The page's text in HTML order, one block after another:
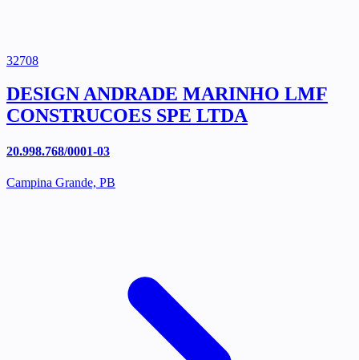
32708
DESIGN ANDRADE MARINHO LMF
CONSTRUCOES SPE LTDA
20.998.768/0001-03
Campina Grande, PB